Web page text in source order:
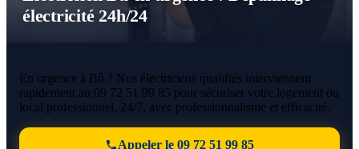
électricité 24h/24
En urgence à Bû ? Nos électriciens qualifiés interviennent
rapidement au 09 72 51 99 85 pour sécuriser votre logement ou
local professionnel, 24/7, avec professionnalisme et efficacité.
Appeler le 09 72 51 99 85